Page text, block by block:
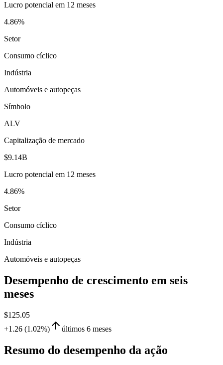
Lucro potencial em 12 meses
4.86%
Setor
Consumo cíclico
Indústria
Automóveis e autopeças
Símbolo
ALV
Capitalização de mercado
$9.14B
Lucro potencial em 12 meses
4.86%
Setor
Consumo cíclico
Indústria
Automóveis e autopeças
Desempenho de crescimento em seis
meses
$125.05
+1.26 (1.02%)
últimos 6 meses
Resumo do desempenho da ação